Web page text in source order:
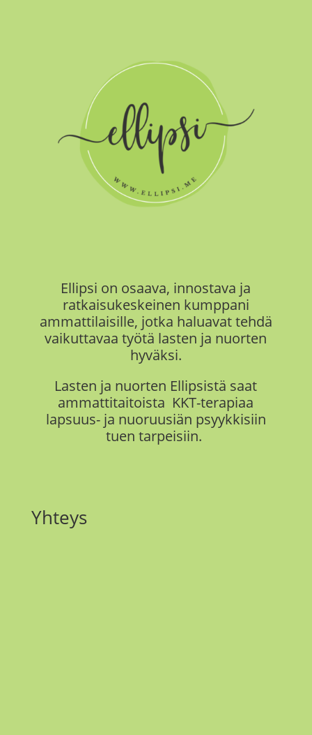
Ellipsi on osaava, innostava ja
ratkaisukeskeinen kumppani
ammattilaisille, jotka haluavat tehdä
vaikuttavaa työtä lasten ja nuorten
hyväksi.
Lasten ja nuorten Ellipsistä saat
ammattitaitoista KKT-terapiaa
lapsuus- ja nuoruusiän psyykkisiin
tuen tarpeisiin.
Yhteys